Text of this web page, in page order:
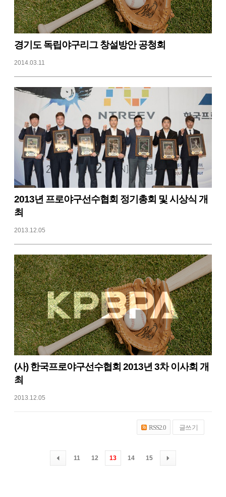
경기도 독립야구리그 창설방안 공청회
2014.03.11
2013년 프로야구선수협회 정기총회 및 시상식 개
최
2013.12.05
(사) 한국프로야구선수협회 2013년 3차 이사회 개
최
2013.12.05
RSS2.0 글쓰기
11 12 13 14 15